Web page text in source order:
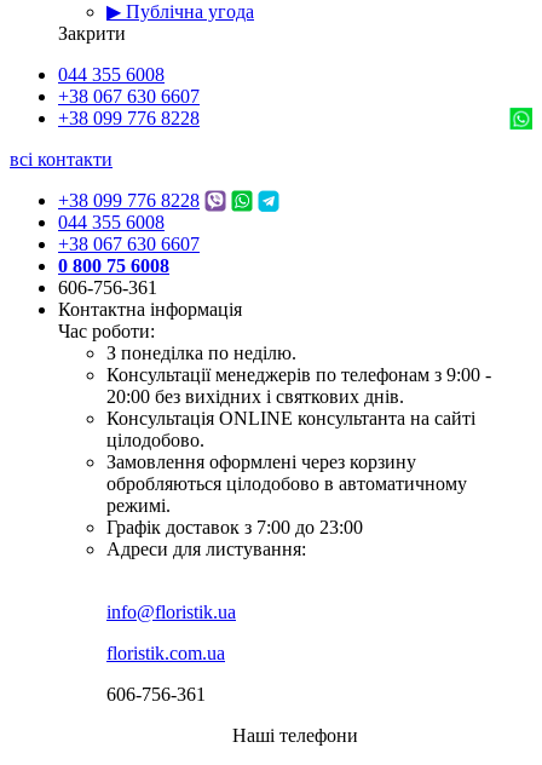
▶ Публічна угода
Закрити
044 355 6008
+38 067 630 6607
+38 099 776 8228
всі контакти
+38 099 776 8228
044 355 6008
+38 067 630 6607
0 800 75 6008
606-756-361
Контактна інформація
Час роботи:
З понеділка по неділю.
Консультації менеджерів по телефонам з 9:00 -
20:00 без вихідних і святкових днів.
Консультація ONLINE консультанта на сайті
цілодобово.
Замовлення оформлені через корзину
обробляються цілодобово в автоматичному
режимі.
Графік доставок з 7:00 до 23:00
Адреси для листування:
info@floristik.ua
floristik.com.ua
606-756-361
Наші телефони